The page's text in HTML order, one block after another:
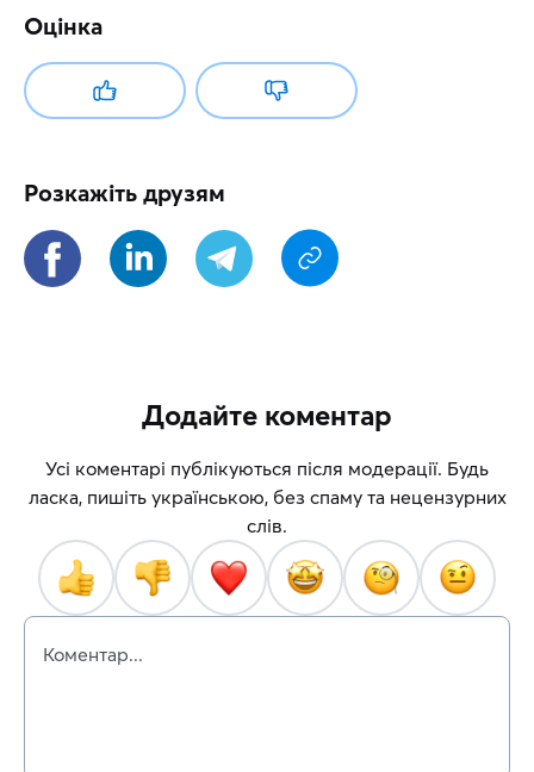
Оцінка
Розкажіть друзям
Додайте коментар
Усі коментарі публікуються після модерації. Будь
ласка, пишіть українською, без спаму та нецензурних
слів.
Коментар...